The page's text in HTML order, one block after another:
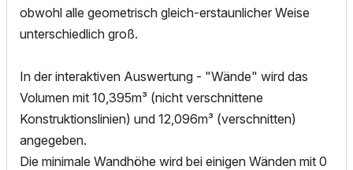
obwohl alle geometrisch gleich-erstaunlicher Weise
unterschiedlich groß.
In der interaktiven Auswertung - "Wände" wird das
Volumen mit 10,395m³ (nicht verschnittene
Konstruktionslinien) und 12,096m³ (verschnitten)
angegeben.
Die minimale Wandhöhe wird bei einigen Wänden mit 0